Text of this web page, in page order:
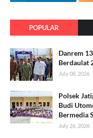
POPULAR
Danrem
Berdaulat
July 08, 2026
Polsek
Budi
Bermedia
July 26, 2026